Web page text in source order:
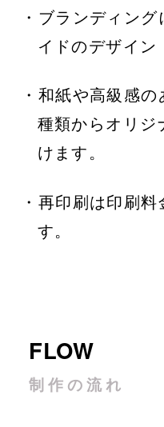
・️ブランディン
イドのデザイン
・和紙や高級感
種類からオリジ
けます。
・️再印刷は印刷
す。
FLOW
制作の流れ